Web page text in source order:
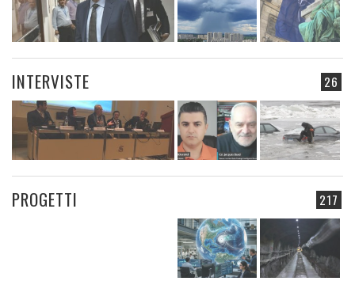
26
INTERVISTE
217
PROGETTI